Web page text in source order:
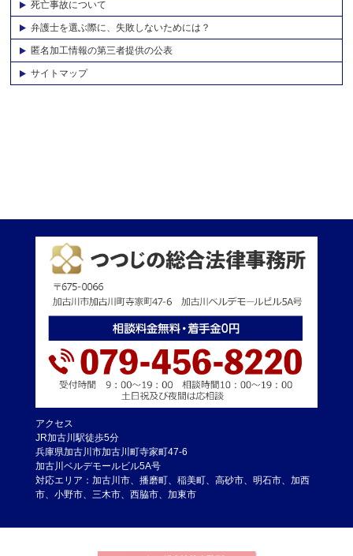
死亡事故について
弁護士を選ぶ際に、失敗しないためには？
匿名加工情報の第三者提供の公表
サイトマップ
アクセス
JR加古川駅徒歩5分
兵庫県加古川市加古川町寺家町47-6
加古川ベルデモールビル5A号
対応エリア：加古川市、播磨町、稲美町、高砂市、明石市、加西
市、小野市、三木市、西脇市、加東市